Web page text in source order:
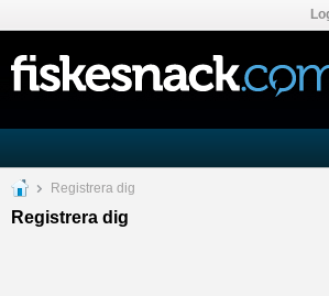
Registrera dig
Registrera dig